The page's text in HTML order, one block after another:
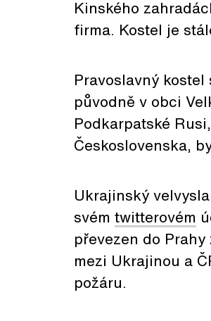
Kinského
firma. Kostel je
Pravoslavný
původně v obci
Podkarpatské
Československa,
Ukrajinský
svém twitterovém
převezen do
mezi Ukrajinou a
požáru.